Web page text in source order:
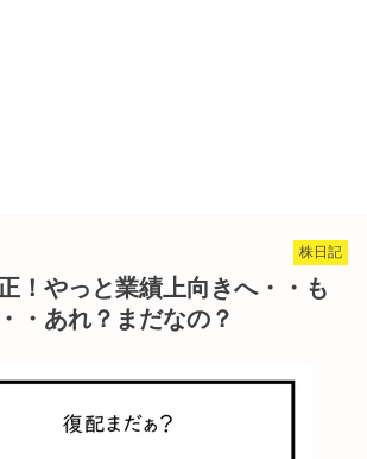
株日記
！やっと業績上向きへ・・も
・あれ？まだなの？